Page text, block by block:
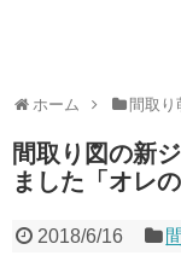
ホーム 間取り
間取り図の新
ました「オレ
2018/6/16